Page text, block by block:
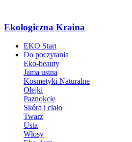
Ekologiczna Kraina
EKO Start
Do poczytania
Eko-beauty
Jama ustna
Kosmetyki Naturalne
Olejki
Paznokcie
Skóra i ciało
Twarz
Usta
Włosy